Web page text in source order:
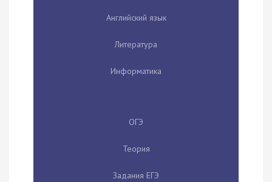
Английский язык
Литература
Информатика
ОГЭ
Теория
Задания ЕГЭ